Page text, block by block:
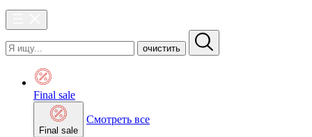
очистить
Final sale
Final sale
Смотреть все